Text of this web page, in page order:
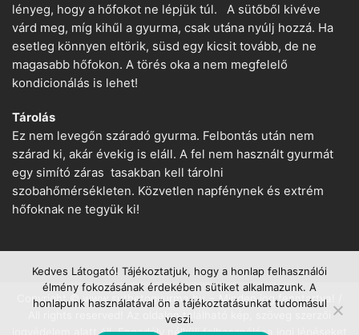
lényeg, hogy a hőfokot ne lépjük túl. A sütőből kivéve
várd meg, míg kihűl a gyurma, csak utána nyúlj hozzá. Ha
esetleg könnyen eltörik, süsd egy kicsit tovább, de ne
magasabb hőfokon. A törés oka a nem megfelelő
kondicionálás is lehet!
Tárolás
Ez nem levegőn száradó gyurma. Felbontás után nem
szárad ki, akár évekig is eláll. A fel nem használt gyurmát
egy simító záras tasakban kell tárolni
szobahőmérsékleten. Közvetlen napfénynek és extrém
hőfoknak ne tegyük ki!
Copyright © www.suthetogyurma.hu − Minden jog fenntartva! /
All rights reserved! Az oldalon található kép, szöveg szerzői
jogvédelem alatt áll. Engedély nélküli felhasználása jogi lépéseket
Kedves Látogató! Tájékoztatjuk, hogy a honlap felhasználói
élmény fokozásának érdekében sütiket alkalmazunk. A
honlapunk használatával ön a tájékoztatásunkat tudomásul
veszi.